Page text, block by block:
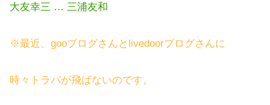
大友幸三 … 三浦友和
※最近、gooブログさんとlivedoorブログさんに
時々トラバが飛ばないのです。